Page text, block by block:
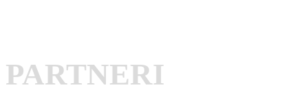
PARTNERI